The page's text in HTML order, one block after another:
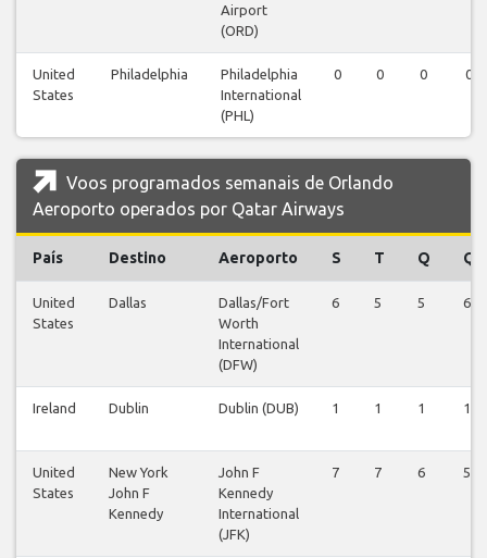
Airport
(ORD)
United
States
Philadelphia
Philadelphia
International
(PHL)
0 0 0 0
Voos programados semanais de Orlando
Aeroporto operados por Qatar Airways
País Destino Aeroporto S T Q Q
United
States
Dallas
Dallas/Fort
Worth
International
(DFW)
6 5 5 6
Ireland Dublin Dublin (DUB) 1 1 1 1
United
States
New York
John F
Kennedy
John F
Kennedy
International
(JFK)
7 7 6 5